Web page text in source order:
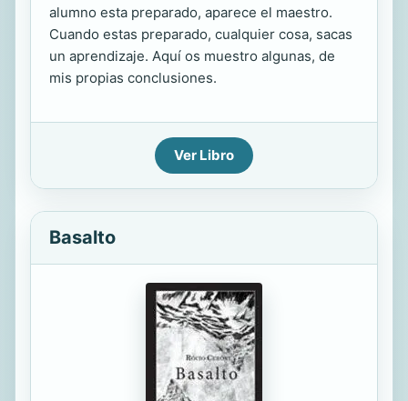
alumno esta preparado, aparece el maestro.
Cuando estas preparado, cualquier cosa, sacas
un aprendizaje. Aquí os muestro algunas, de
mis propias conclusiones.
Ver Libro
Basalto